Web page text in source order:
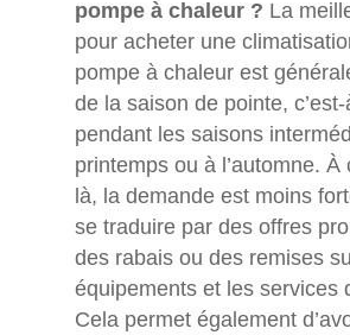
pompe à chaleur ? La
pour acheter une
pompe à chaleur est
de la saison de pointe,
pendant les saisons
printemps ou à l’automne. À
là, la demande est moins
se traduire par des offres
des rabais ou des remises
équipements et les services
Cela permet également